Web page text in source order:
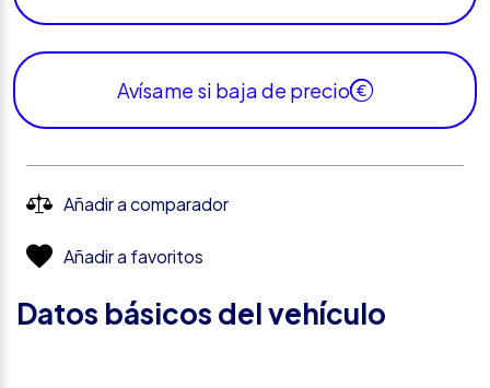
Avísame si baja de precio
Añadir a comparador
Añadir a favoritos
Datos básicos del vehículo